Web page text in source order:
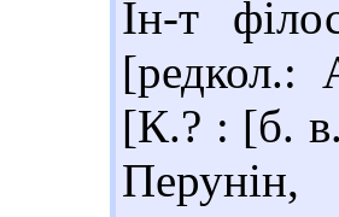
Ін-т
[редкол.:
[К.? : [б.